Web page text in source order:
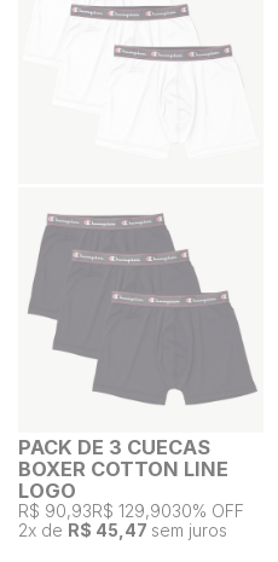
PACK DE 3 CUECAS
BOXER COTTON LINE
LOGO
R$ 90,93R$ 129,9030% OFF
2x de R$ 45,47 sem juros